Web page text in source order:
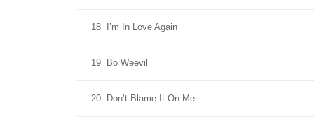
18 I’m In Love Again
19 Bo Weevil
20 Don’t Blame It On Me